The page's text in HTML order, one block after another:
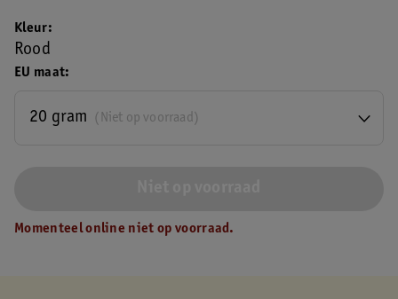
EU maat
(Niet op voorraad)
20 gram
Kleur
Rood
Momenteel online niet op voorraad.